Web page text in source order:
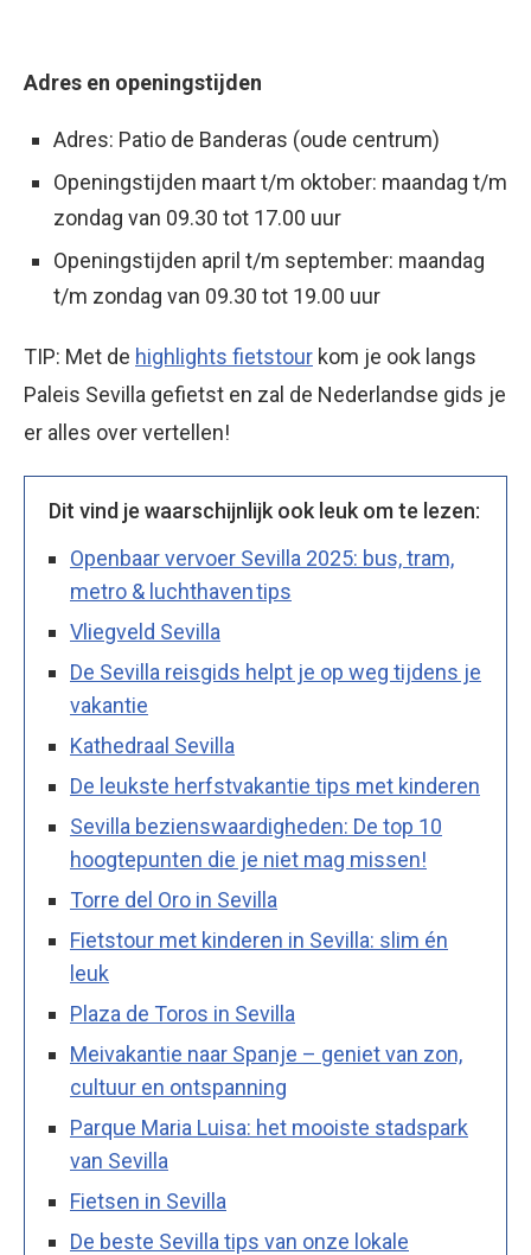
Adres en openingstijden
Adres: Patio de Banderas (oude centrum)
Openingstijden maart t/m oktober: maandag t/m
zondag van 09.30 tot 17.00 uur
Openingstijden april t/m september: maandag
t/m zondag van 09.30 tot 19.00 uur
TIP: Met de highlights fietstour kom je ook langs
Paleis Sevilla gefietst en zal de Nederlandse gids je
er alles over vertellen!
Dit vind je waarschijnlijk ook leuk om te lezen:
Openbaar vervoer Sevilla 2025: bus, tram,
metro & luchthaven tips
Vliegveld Sevilla
De Sevilla reisgids helpt je op weg tijdens je
vakantie
Kathedraal Sevilla
De leukste herfstvakantie tips met kinderen
Sevilla bezienswaardigheden: De top 10
hoogtepunten die je niet mag missen!
Torre del Oro in Sevilla
Fietstour met kinderen in Sevilla: slim én
leuk
Plaza de Toros in Sevilla
Meivakantie naar Spanje – geniet van zon,
cultuur en ontspanning
Parque Maria Luisa: het mooiste stadspark
van Sevilla
Fietsen in Sevilla
De beste Sevilla tips van onze lokale